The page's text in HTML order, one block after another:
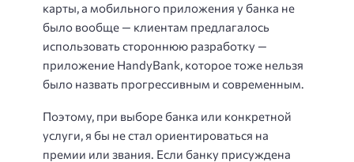
карты, а мобильного приложения у банка не
было вообще — клиентам предлагалось
использовать стороннюю разработку —
приложение HandyBank, которое тоже нельзя
было назвать прогрессивным и современным.
Поэтому, при выборе банка или конкретной
услуги, я бы не стал ориентироваться на
премии или звания. Если банку присуждена